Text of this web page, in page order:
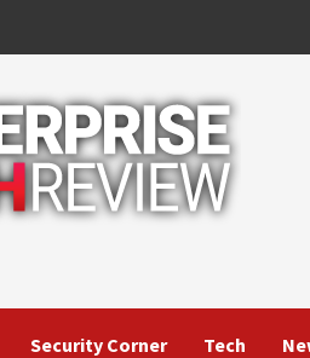
Security Corner Tech